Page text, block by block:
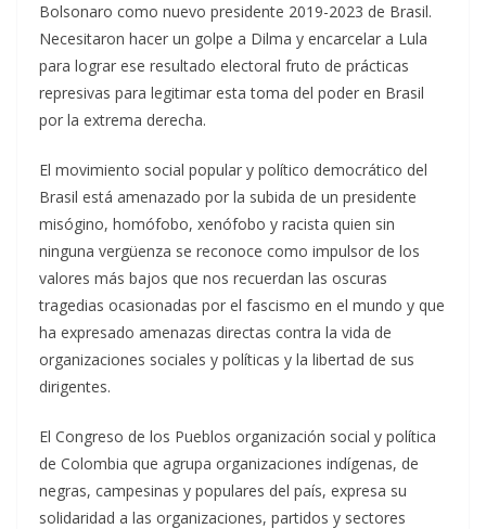
Bolsonaro como nuevo presidente 2019-2023 de Brasil.
Necesitaron hacer un golpe a Dilma y encarcelar a Lula
para lograr ese resultado electoral fruto de prácticas
represivas para legitimar esta toma del poder en Brasil
por la extrema derecha.
El movimiento social popular y político democrático del
Brasil está amenazado por la subida de un presidente
misógino, homófobo, xenófobo y racista quien sin
ninguna vergüenza se reconoce como impulsor de los
valores más bajos que nos recuerdan las oscuras
tragedias ocasionadas por el fascismo en el mundo y que
ha expresado amenazas directas contra la vida de
organizaciones sociales y políticas y la libertad de sus
dirigentes.
El Congreso de los Pueblos organización social y política
de Colombia que agrupa organizaciones indígenas, de
negras, campesinas y populares del país, expresa su
solidaridad a las organizaciones, partidos y sectores